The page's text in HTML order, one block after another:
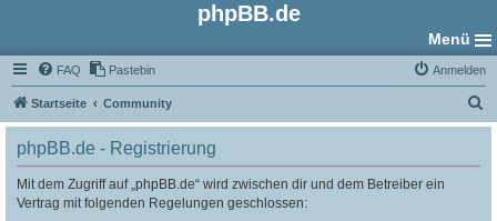
phpBB.de
Menü
FAQ Pastebin Anmelden
Startseite Community
u
phpBB.de - Registrierung
Mit dem Zugriff auf „phpBB.de“ wird zwischen dir und dem Betreiber ein
Vertrag mit folgenden Regelungen geschlossen: